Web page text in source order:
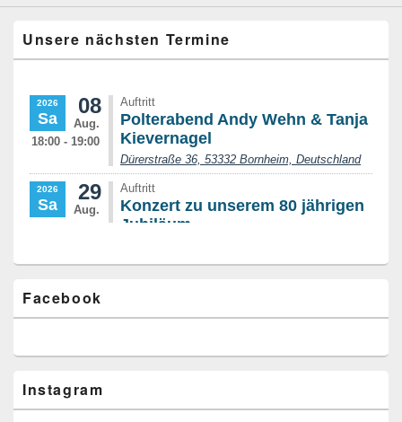
Unsere nächsten Termine
Facebook
Instagram